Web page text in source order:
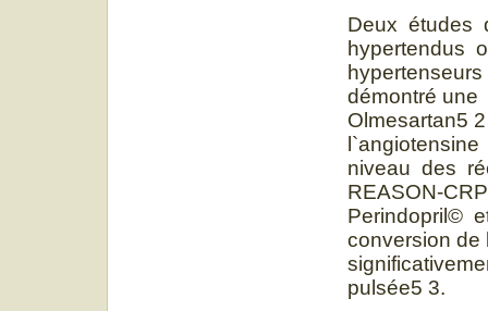
Deux études
hypertendus
hypertenseurs
démontré
Olmesartan5
niveau des
REASON-
Perindopril©
conversion de
pulsée5 3.